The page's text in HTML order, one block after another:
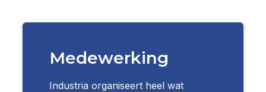
Medewerking
Industria organiseert heel wat